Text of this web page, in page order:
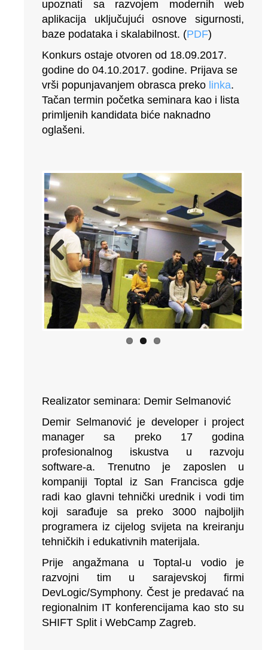
upoznati sa razvojem modernih web
aplikacija uključujući osnove sigurnosti,
baze podataka i skalabilnost. (PDF)
Konkurs ostaje otvoren od 18.09.2017.
godine do 04.10.2017. godine. Prijava se
vrši popunjavanjem obrasca preko linka.
Tačan termin početka seminara kao i lista
primljenih kandidata biće naknadno
oglašeni.
Previous Next
Realizator seminara: Demir Selmanović
Demir Selmanović je developer i project
manager sa preko 17 godina
profesionalnog iskustva u razvoju
software-a. Trenutno je zaposlen u
kompaniji Toptal iz San Francisca gdje
radi kao glavni tehnički urednik i vodi tim
koji sarađuje sa preko 3000 najboljih
programera iz cijelog svijeta na kreiranju
tehničkih i edukativnih materijala.
Prije angažmana u Toptal-u vodio je
razvojni tim u sarajevskoj firmi
DevLogic/Symphony. Čest je predavać na
regionalnim IT konferencijama kao sto su
SHIFT Split i WebCamp Zagreb.